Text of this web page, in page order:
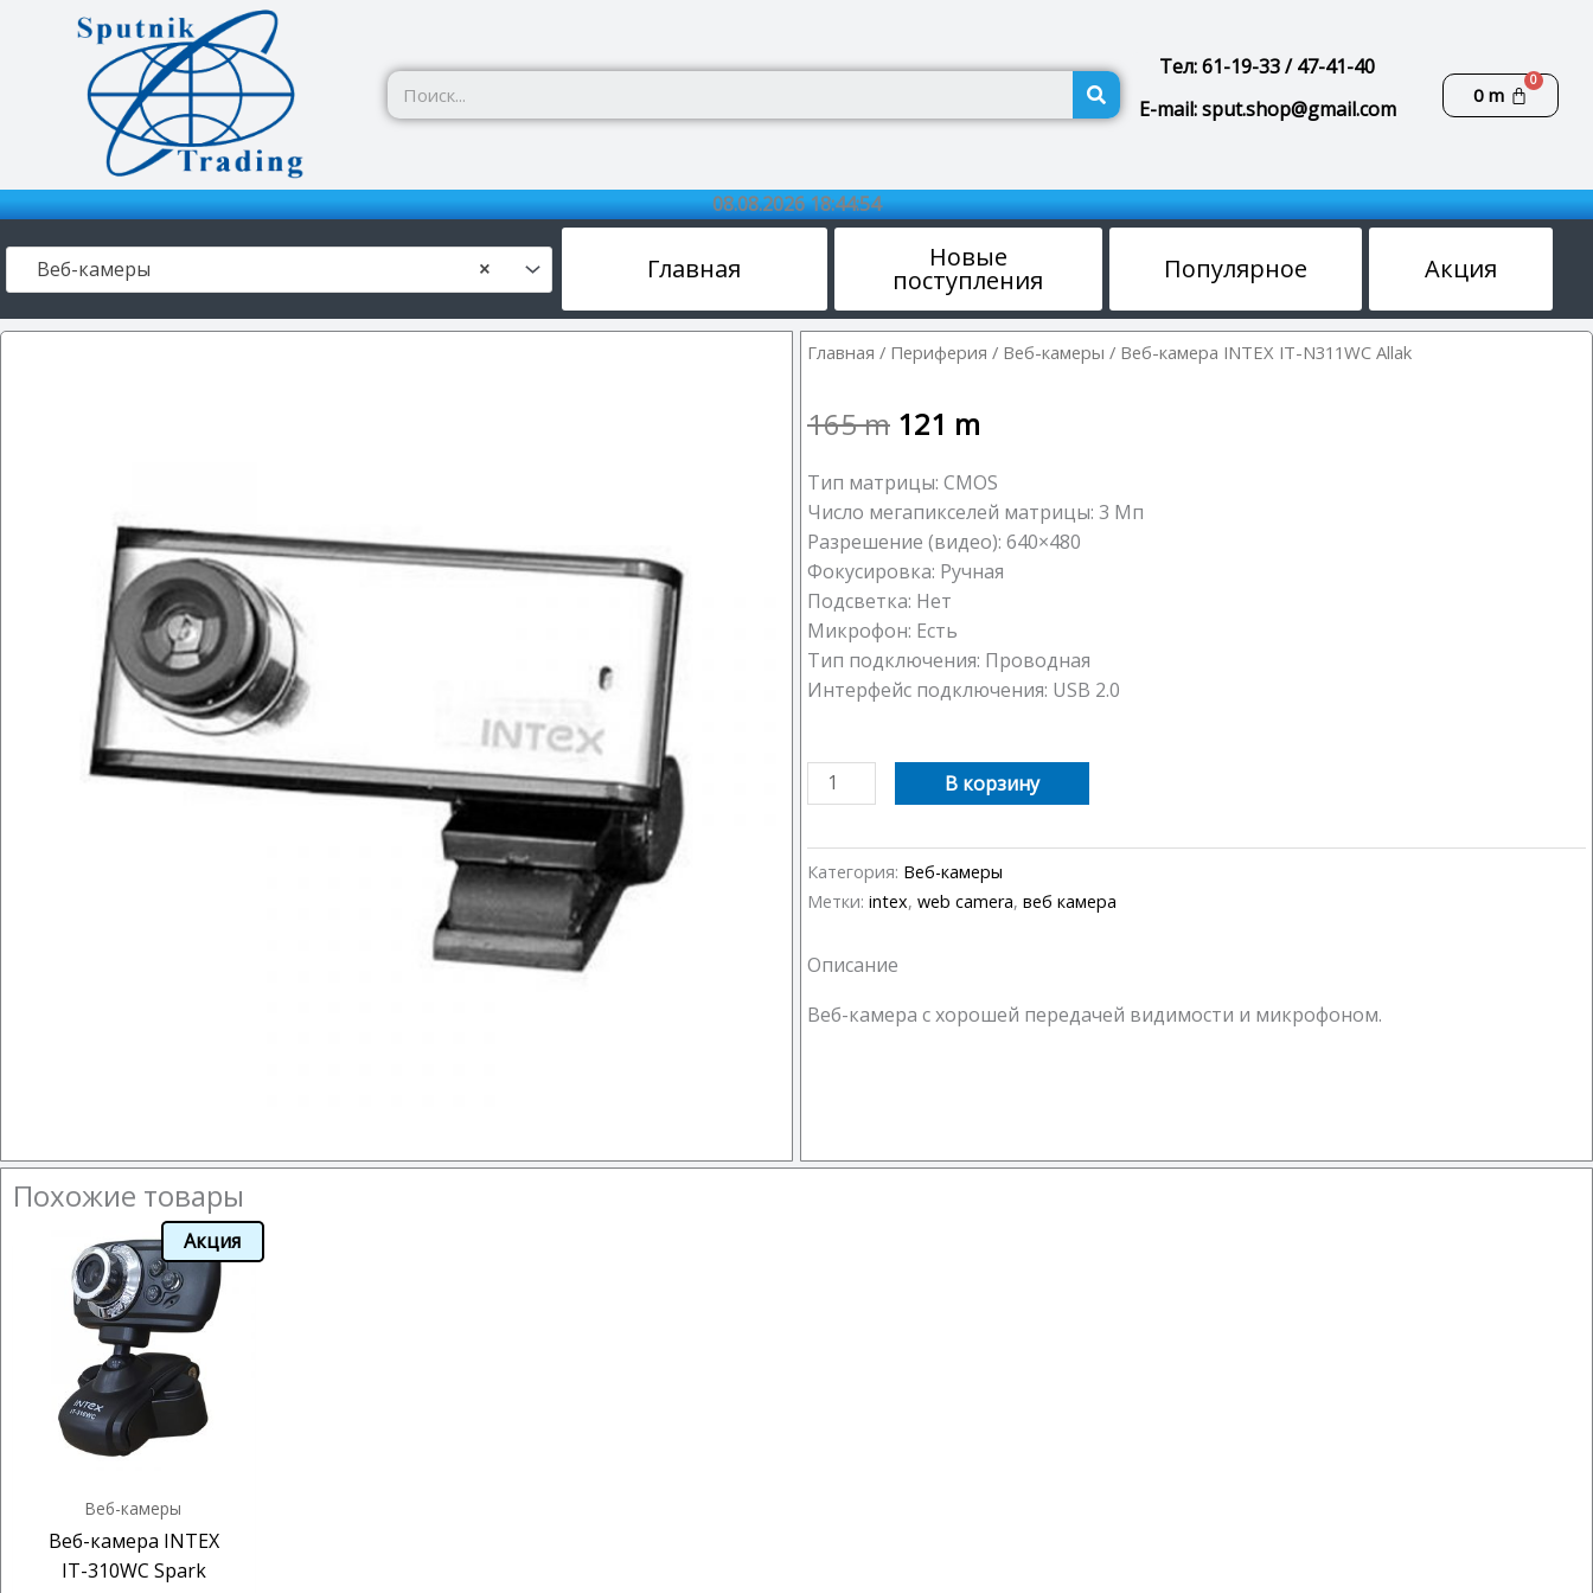
Перейти
содержимому
Поиск Тел: 61-19-33 / 47-41-40
E-mail: sput.shop@gmail.com
0m
08.08.2026 18:44:55
×
Веб-камеры Главная Новые
поступления Популярное Акция
Главная / Периферия / Веб-камеры / Веб-камера INTEX IT-N311WC Allak
165m 121 m
Тип матрицы: CMOS
Число мегапикселей матрицы: 3 Мп
Разрешение (видео): 640×480
Фокусировка: Ручная
Подсветка: Нет
Микрофон: Есть
Тип подключения: Проводная
Интерфейс подключения: USB 2.0
Количество
товара
камера
INTEX
N311WC
В корзину
Категория: Веб-камеры
Метки: intex, web camera, веб камера
Описание
Веб-камера с хорошей передачей видимости и микрофоном.
Похожие товары
Акция
Веб-камеры
Веб-камера INTEX
IT-310WC Spark